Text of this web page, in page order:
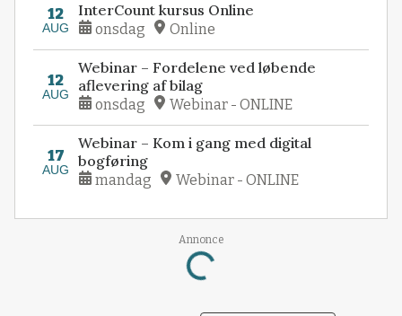
12
AUG
InterCount kursus Online
onsdag Online
12
AUG
Webinar – Fordelene ved løbende
aflevering af bilag
onsdag Webinar - ONLINE
17
AUG
Webinar – Kom i gang med digital
bogføring
mandag Webinar - ONLINE
Annonce
Loading...